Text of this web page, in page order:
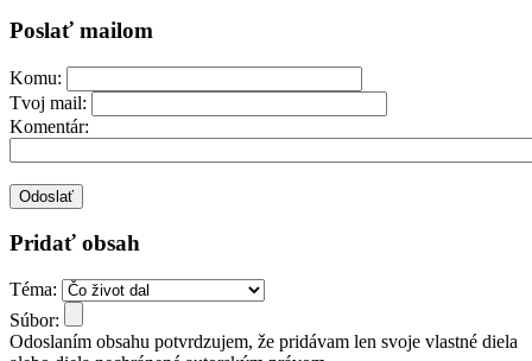
Poslať mailom
Komu:
Tvoj mail:
Komentár:
Pridať obsah
Téma:
Súbor:
Odoslaním obsahu potvrdzujem, že pridávam len svoje vlastné diela